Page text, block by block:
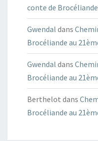
conte de
Gwendal dans
Brocéliande au
Gwendal dans
Brocéliande au
Berthelot dans
Brocéliande au